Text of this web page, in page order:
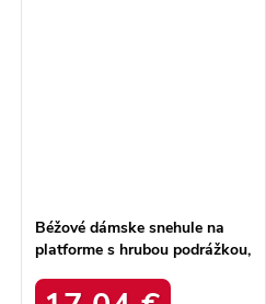
Béžové dámske snehule na
platforme s hrubou podrážkou,
925 KHAKI